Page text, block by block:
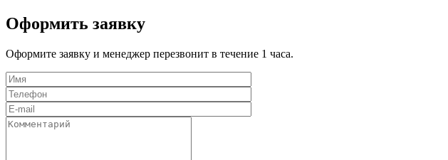
Оформить заявку
Оформите заявку и менеджер перезвонит в течение 1 часа.